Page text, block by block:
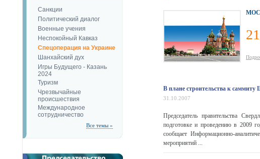
Санкции
Политический диалог
Военные учения
Неспокойный Кавказ
Спецоперация на Украине
Шанхайский дух
Игры Будущего - Казань
2024
Туризм
Чрезвычайные
происшествия
Международное
сотрудничество
Все темы »
В плане строительства к
31.10.2007
Председатель правительства
подготовке и проведению в 2009
сообщает Информационно-
мероприятий ...